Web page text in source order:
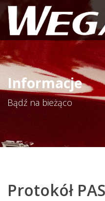
Informacje
Bądź na bieżąco
Protokół